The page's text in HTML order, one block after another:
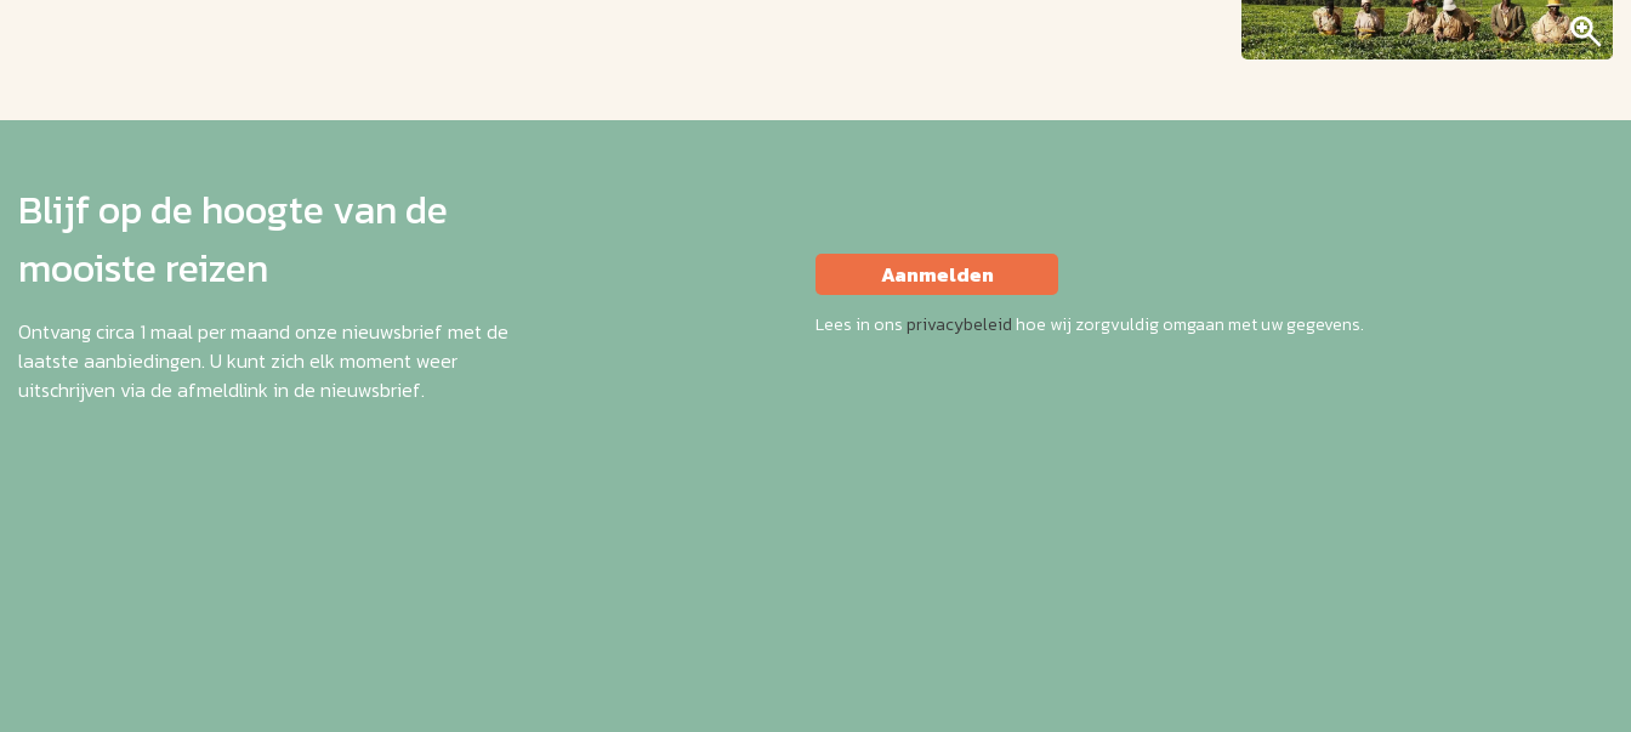
Blijf op de hoogte van de
mooiste reizen
Ontvang circa 1 maal per maand onze nieuwsbrief met de
laatste aanbiedingen. U kunt zich elk moment weer
uitschrijven via de afmeldlink in de nieuwsbrief.
Aanmelden
Lees in ons privacybeleid hoe wij zorgvuldig omgaan met uw gegevens.